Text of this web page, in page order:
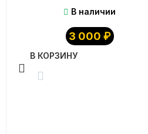
В наличии
3 000 ₽
В КОРЗИНУ